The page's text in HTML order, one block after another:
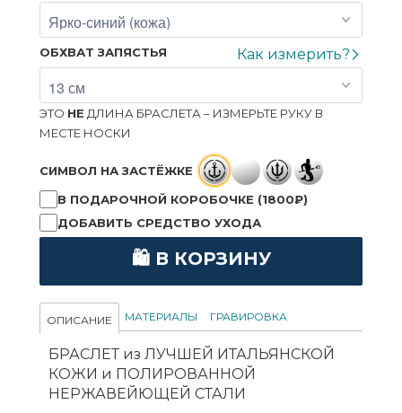
Как измерить?
ОБХВАТ ЗАПЯСТЬЯ
ЭТО НЕ ДЛИНА БРАСЛЕТА – ИЗМЕРЬТЕ РУКУ В
МЕСТЕ НОСКИ
СИМВОЛ НА ЗАСТЁЖКЕ
В ПОДАРОЧНОЙ КОРОБОЧКЕ (1800₽)
ДОБАВИТЬ СРЕДСТВО УХОДА
🛍 В КОРЗИНУ
ОПИСАНИЕ МАТЕРИАЛЫ ГРАВИРОВКА
БРАСЛЕТ из ЛУЧШЕЙ ИТАЛЬЯНСКОЙ
КОЖИ и ПОЛИРОВАННОЙ
НЕРЖАВЕЙЮЩЕЙ СТАЛИ